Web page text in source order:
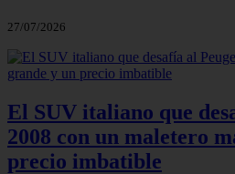
27/07/2026
El SUV italiano que
2008 con un maletero
precio imbatible